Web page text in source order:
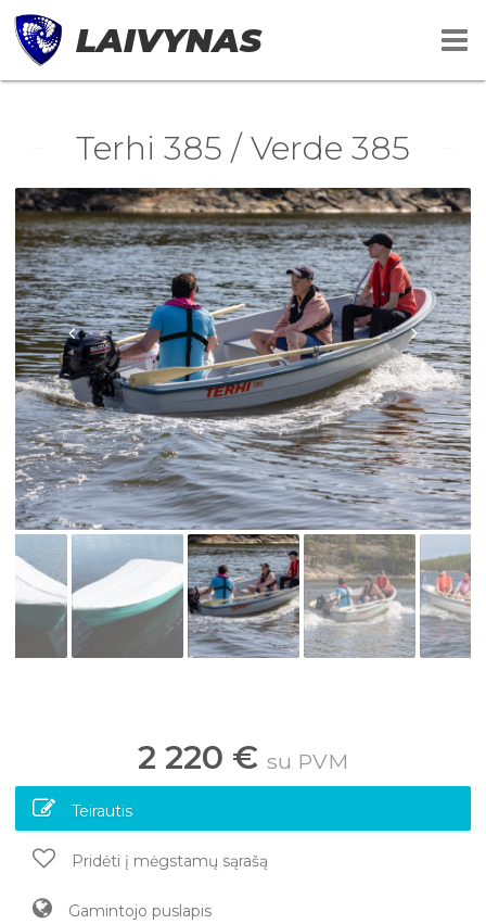
LAIVYNAS
Terhi 385 / Verde 385
2 220 € su PVM
Teirautis
Pridėti į mėgstamų sąrašą
Gamintojo puslapis